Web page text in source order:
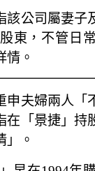
該公司屬妻子
東，不管日
情。
申夫婦兩人「
在「景捷」持
」。